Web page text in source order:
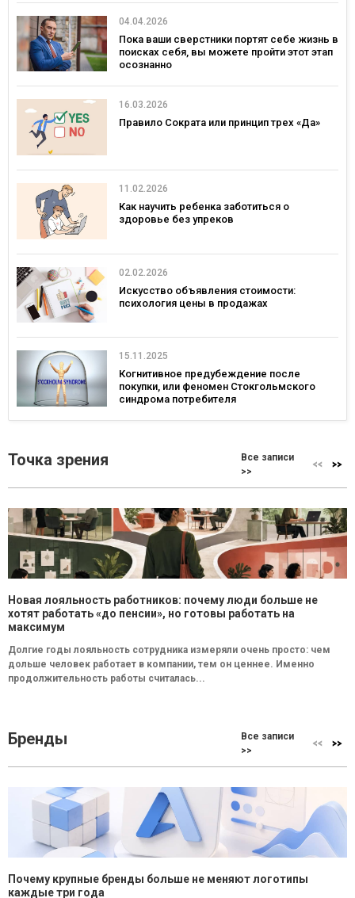
04.04.2026
Пока ваши сверстники портят себе жизнь в
поисках себя, вы можете пройти этот этап
осознанно
16.03.2026
Правило Сократа или принцип трех «Да»
11.02.2026
Как научить ребенка заботиться о
здоровье без упреков
02.02.2026
Искусство объявления стоимости:
психология цены в продажах
15.11.2025
Когнитивное предубеждение после
покупки, или феномен Стокгольмского
синдрома потребителя
Точка зрения
Все записи
>>
Новая лояльность работников: почему люди больше не
хотят работать «до пенсии», но готовы работать на
максимум
Долгие годы лояльность сотрудника измеряли очень просто: чем
дольше человек работает в компании, тем он ценнее. Именно
продолжительность работы считалась...
Бренды
Все записи
>>
Почему крупные бренды больше не меняют логотипы
каждые три года